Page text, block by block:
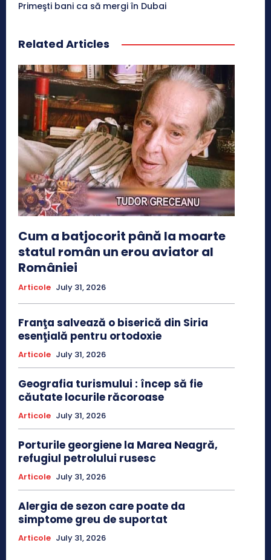
Primeşti bani ca să mergi în Dubai
Related Articles
Cum a batjocorit până la moarte
statul român un erou aviator al
României
Articole July 31, 2026
Franţa salvează o biserică din Siria
esenţială pentru ortodoxie
Articole July 31, 2026
Geografia turismului : încep să fie
căutate locurile răcoroase
Articole July 31, 2026
Porturile georgiene la Marea Neagră,
refugiul petrolului rusesc
Articole July 31, 2026
Alergia de sezon care poate da
simptome greu de suportat
Articole July 31, 2026